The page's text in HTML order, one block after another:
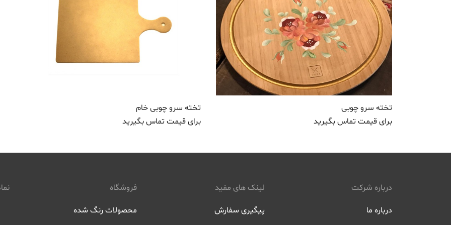
تخته سرو چوبی
برای قیمت تماس بگیرید
تخته سرو چوبی خام
برای قیمت تماس بگیرید
لینک های مفید
پیگیری سفارش
فروشگاه
محصولات رنگ شده
درباره شرکت
درباره ما